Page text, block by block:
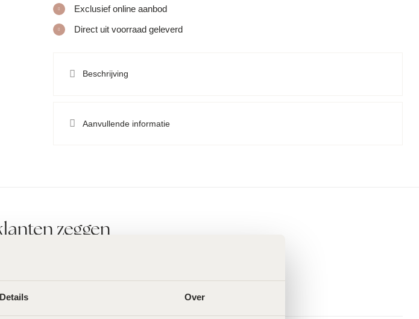
Details Over
Exclusief online aanbod
Direct uit voorraad geleverd
Beschrijving
Aanvullende informatie
zeggen